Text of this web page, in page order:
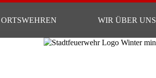
ORTSWEHREN WIR ÜBER UNS